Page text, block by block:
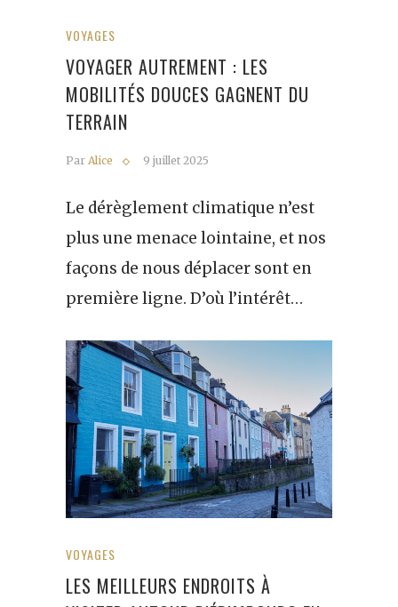
VOYAGES
VOYAGER AUTREMENT : LES
MOBILITÉS DOUCES GAGNENT DU
TERRAIN
Par Alice 9 juillet 2025
Le dérèglement climatique n’est
plus une menace lointaine, et nos
façons de nous déplacer sont en
première ligne. D’où l’intérêt…
VOYAGES
LES MEILLEURS ENDROITS À